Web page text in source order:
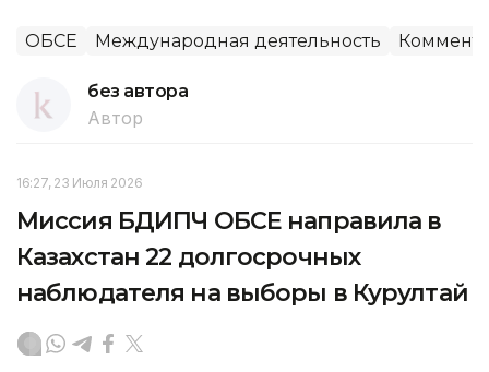
ОБСЕ Международная деятельность
без автора
Автор
16:27, 23 Июля 2026
Миссия БДИПЧ ОБСЕ направила в
Казахстан 22 долгосрочных
наблюдателя на выборы в Курултай